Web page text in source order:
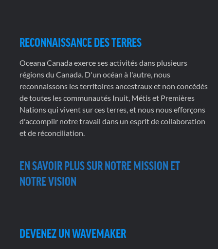
RECONNAISSANCE DES TERRES
Oceana Canada exerce ses activités dans plusieurs
régions du Canada. D'un océan à l'autre, nous
reconnaissons les territoires ancestraux et non concédés
de toutes les communautés Inuit, Métis et Premières
Nations qui vivent sur ces terres, et nous nous efforçons
d'accomplir notre travail dans un esprit de collaboration
et de réconciliation.
EN SAVOIR PLUS SUR NOTRE MISSION ET
NOTRE VISION
DEVENEZ UN WAVEMAKER